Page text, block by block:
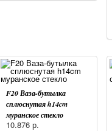
F20 Ваза-бутылка
сплюснутая h14cm
муранское стекло
10.876 р.